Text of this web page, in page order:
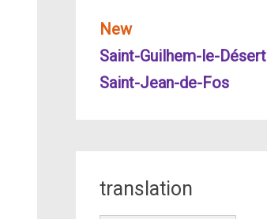
New
Saint-Guilhem-le-Désert
Saint-Jean-de-Fos
translation